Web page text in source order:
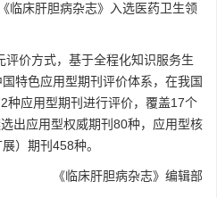
临床肝胆病杂志》入选医药卫生领
评价方式，基于全程化知识服务生
特色应用型期刊评价体系，在我国
种应用型期刊进行评价，覆盖17个
出应用型权威期刊80种，应用型核
）期刊458种。
《临床肝胆病杂志》编辑部